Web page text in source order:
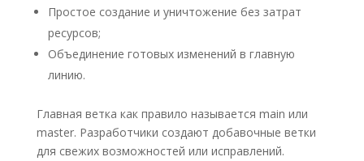
Простое создание и уничтожение без затрат
ресурсов;
Объединение готовых изменений в главную
линию.
Главная ветка как правило называется main или
master. Разработчики создают добавочные ветки
для свежих возможностей или исправлений.